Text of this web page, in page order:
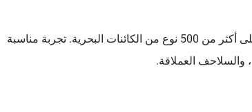
واحد من أكبر أحواض الأحياء المائية في جنوب شرق آسيا، يحتوي على أكثر من 500 نوع من الكائنات البحرية. تجربة مناسبة
والسلاحف العملاقة.